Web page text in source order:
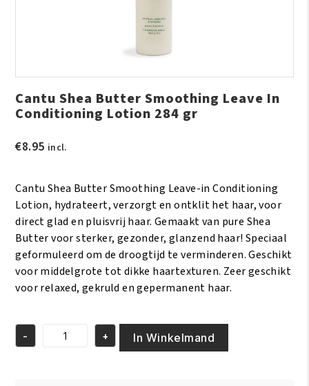
Cantu Shea Butter Smoothing Leave In
Conditioning Lotion 284 gr
€8.95 incl.
Cantu Shea Butter Smoothing Leave-in Conditioning
Lotion, hydrateert, verzorgt en ontklit het haar, voor
direct glad en pluisvrij haar. Gemaakt van pure Shea
Butter voor sterker, gezonder, glanzend haar! Speciaal
geformuleerd om de droogtijd te verminderen. Geschikt
voor middelgrote tot dikke haartexturen. Zeer geschikt
voor relaxed, gekruld en gepermanent haar.
Cantu
- + In Winkelmand